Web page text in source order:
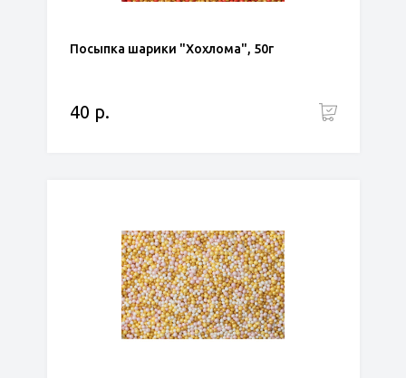
Посыпка шарики "Хохлома", 50г
40 р.